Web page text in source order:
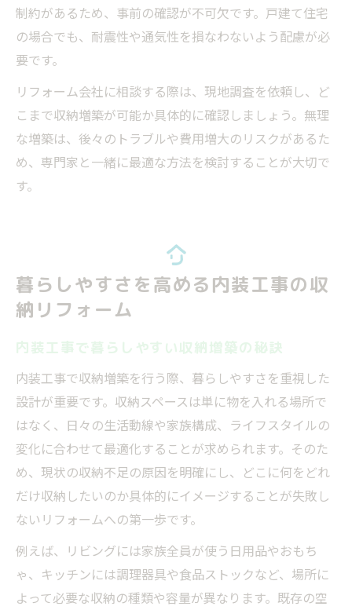
制約があるため、事前の確認が不可欠です。戸建て住宅
の場合でも、耐震性や通気性を損なわないよう配慮が必
要です。
リフォーム会社に相談する際は、現地調査を依頼し、ど
こまで収納増築が可能か具体的に確認しましょう。無理
な増築は、後々のトラブルや費用増大のリスクがあるた
め、専門家と一緒に最適な方法を検討することが大切で
す。
暮らしやすさを高める内装工事の収
納リフォーム
内装工事で暮らしやすい収納増築の秘訣
内装工事で収納増築を行う際、暮らしやすさを重視した
設計が重要です。収納スペースは単に物を入れる場所で
はなく、日々の生活動線や家族構成、ライフスタイルの
変化に合わせて最適化することが求められます。そのた
め、現状の収納不足の原因を明確にし、どこに何をどれ
だけ収納したいのか具体的にイメージすることが失敗し
ないリフォームへの第一歩です。
例えば、リビングには家族全員が使う日用品やおもち
ゃ、キッチンには調理器具や食品ストックなど、場所に
よって必要な収納の種類や容量が異なります。既存の空